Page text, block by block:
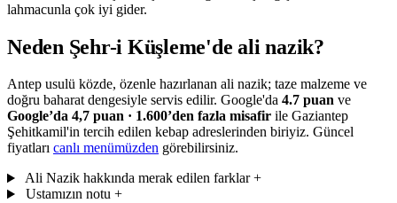
lahmacunla çok iyi gider.
Neden Şehr-i Küşleme'de ali nazik?
Antep usulü közde, özenle hazırlanan ali nazik; taze malzeme ve
doğru baharat dengesiyle servis edilir. Google'da 4.7 puan ve
Google’da 4,7 puan · 1.600’den fazla misafir ile Gaziantep
Şehitkamil'in tercih edilen kebap adreslerinden biriyiz. Güncel
fiyatları canlı menümüzden görebilirsiniz.
Ali Nazik hakkında merak edilen farklar+
Ustamızın notu +